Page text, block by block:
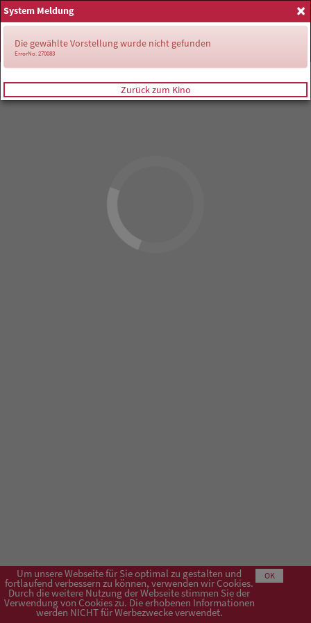
Anmelden
Um unsere Webseite für Sie optimal zu gestalten und
fortlaufend verbessern zu können, verwenden wir Cookies.
Durch die weitere Nutzung der Webseite stimmen Sie der
Verwendung von Cookies zu. Die erhobenen Informationen
werden NICHT für Werbezwecke verwendet.
OK
×
System Meldung
Die gewählte Vorstellung wurde nicht gefunden
ErrorNo. 270083
Zurück zum Kino
Impressum AGB Datenschutzerklärung